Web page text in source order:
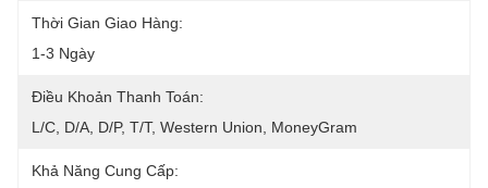
Thời Gian Giao Hàng:
1-3 Ngày
Điều Khoản Thanh Toán:
L/C, D/A, D/P, T/T, Western Union, MoneyGram
Khả Năng Cung Cấp: